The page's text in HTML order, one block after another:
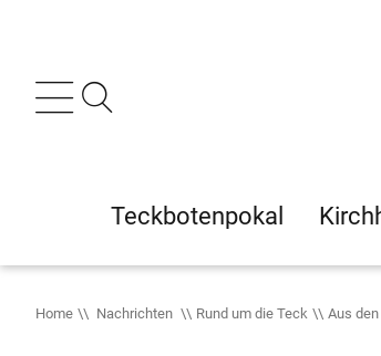
Teckbotenpokal
Home Nachrichten Rund um die Teck Aus